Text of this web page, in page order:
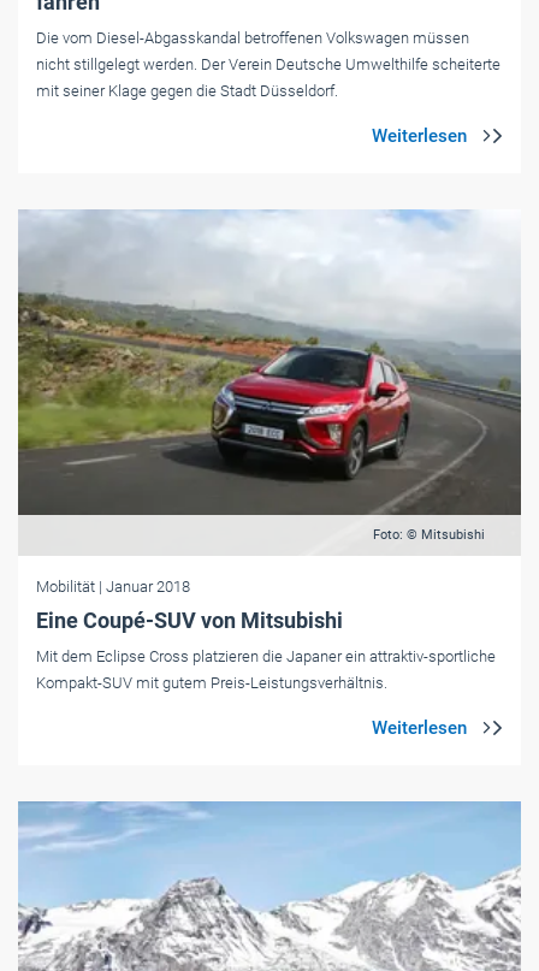
Die vom Diesel-Abgasskandal betroffenen Volkswagen müssen
nicht stillgelegt werden. Der Verein Deutsche Umwelthilfe scheiterte
mit seiner Klage gegen die Stadt Düsseldorf.
Foto: © Mitsubishi
Mobilität | Januar 2018
Eine Coupé-SUV von Mitsubishi
Mit dem Eclipse Cross platzieren die Japaner ein attraktiv-sportliche
Kompakt-SUV mit gutem Preis-Leistungsverhältnis.